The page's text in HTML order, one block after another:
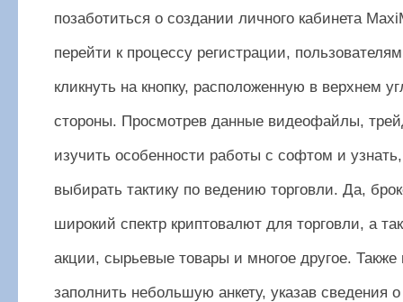
позаботиться о создании личного кабинета
перейти к процессу регистрации,
кликнуть на кнопку, расположенную в верхнем
стороны. Просмотрев данные видеофайлы,
изучить особенности работы с софтом и
выбирать тактику по ведению торговли. Да,
широкий спектр криптовалют для торговли, а
акции, сырьевые товары и многое другое. Также
заполнить небольшую анкету, указав сведения